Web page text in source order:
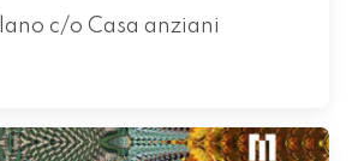
c/o Casa anziani